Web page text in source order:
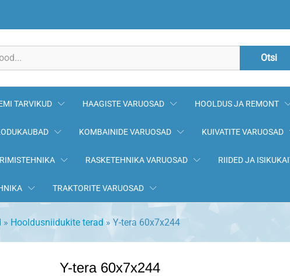
Otsi
TARVIKUD HAAGISTE VARUOSAD HOOLDUS JA REMONT
KOMBAINIDE VARUOSAD KUIVATITE VARUOSAD
RASKETEHNIKA VARUOSAD RIIDED JA
TRAKTORITE VARUOSAD
» Hooldusniidukite terad» Y-tera 60x7x244
Y-tera 60x7x244